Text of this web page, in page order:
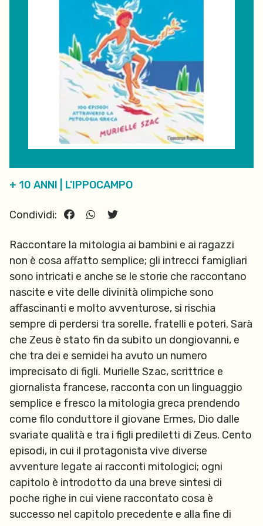
+ 10 ANNI L'IPPOCAMPO
Condividi:
Raccontare la mitologia ai bambini e ai ragazzi
non è cosa affatto semplice; gli intrecci famigliari
sono intricati e anche se le storie che raccontano
nascite e vite delle divinità olimpiche sono
affascinanti e molto avventurose, si rischia
sempre di perdersi tra sorelle, fratelli e poteri. Sarà
che Zeus è stato fin da subito un dongiovanni, e
che tra dei e semidei ha avuto un numero
imprecisato di figli. Murielle Szac, scrittrice e
giornalista francese, racconta con un linguaggio
semplice e fresco la mitologia greca prendendo
come filo conduttore il giovane Ermes, Dio dalle
svariate qualità e tra i figli prediletti di Zeus. Cento
episodi, in cui il protagonista vive diverse
avventure legate ai racconti mitologici; ogni
capitolo è introdotto da una breve sintesi di
poche righe in cui viene raccontato cosa è
successo nel capitolo precedente e alla fine di